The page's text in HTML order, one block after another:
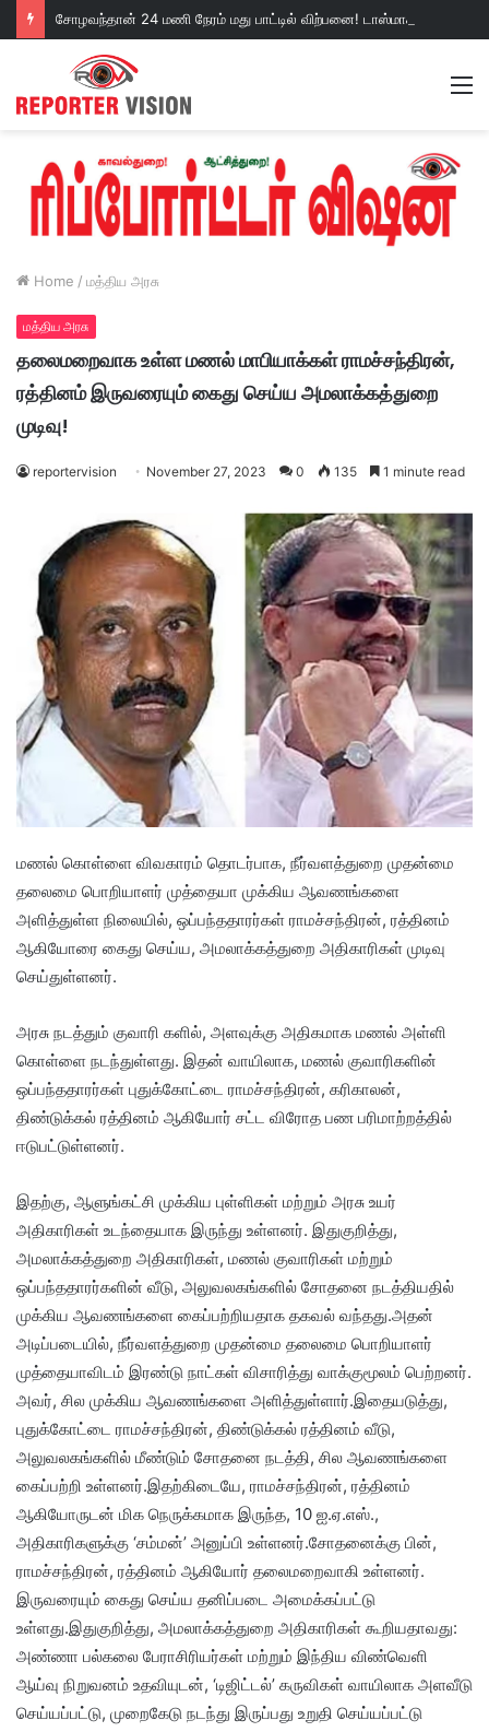
Home / மத்திய அரசு
மத்திய அரசு
தலைமறைவாக உள்ள மணல் மாபியாக்கள் ராமச்சந்திரன்,
ரத்தினம் இருவரையும் கைது செய்ய அமலாக்கத்துறை
முடிவு!
reportervision November 27, 2023 0 135 1 minute read
மணல் கொள்ளை விவகாரம் தொடர்பாக, நீர்வளத்துறை முதன்மை
தலைமை பொறியாளர் முத்தையா முக்கிய ஆவணங்களை
அளித்துள்ள நிலையில், ஒப்பந்ததாரர்கள் ராமச்சந்திரன், ரத்தினம்
ஆகியோரை கைது செய்ய, அமலாக்கத்துறை அதிகாரிகள் முடிவு
செய்துள்ளனர்.
அரசு நடத்தும் குவாரி களில், அளவுக்கு அதிகமாக மணல் அள்ளி
கொள்ளை நடந்துள்ளது. இதன் வாயிலாக, மணல் குவாரிகளின்
ஒப்பந்ததாரர்கள் புதுக்கோட்டை ராமச்சந்திரன், கரிகாலன்,
திண்டுக்கல் ரத்தினம் ஆகியோர் சட்ட விரோத பண பரிமாற்றத்தில்
ஈடுபட்டுள்ளனர்.
இதற்கு, ஆளுங்கட்சி முக்கிய புள்ளிகள் மற்றும் அரசு உயர்
அதிகாரிகள் உடந்தையாக இருந்து உள்ளனர். இதுகுறித்து,
அமலாக்கத்துறை அதிகாரிகள், மணல் குவாரிகள் மற்றும்
ஒப்பந்ததாரர்களின் வீடு, அலுவலகங்களில் சோதனை நடத்தியதில்
முக்கிய ஆவணங்களை கைப்பற்றியதாக தகவல் வந்தது.அதன்
அடிப்படையில், நீர்வளத்துறை முதன்மை தலைமை பொறியாளர்
முத்தையாவிடம் இரண்டு நாட்கள் விசாரித்து வாக்குமூலம் பெற்றனர்.
அவர், சில முக்கிய ஆவணங்களை அளித்துள்ளார்.இதையடுத்து,
புதுக்கோட்டை ராமச்சந்திரன், திண்டுக்கல் ரத்தினம் வீடு,
அலுவலகங்களில் மீண்டும் சோதனை நடத்தி, சில ஆவணங்களை
கைப்பற்றி உள்ளனர்.இதற்கிடையே, ராமச்சந்திரன், ரத்தினம்
ஆகியோருடன் மிக நெருக்கமாக இருந்த, 10 ஐ.ஏ.எஸ்.,
அதிகாரிகளுக்கு ‘சம்மன்’ அனுப்பி உள்ளனர்.சோதனைக்கு பின்,
ராமச்சந்திரன், ரத்தினம் ஆகியோர் தலைமறைவாகி உள்ளனர்.
இருவரையும் கைது செய்ய தனிப்படை அமைக்கப்பட்டு
உள்ளது.இதுகுறித்து, அமலாக்கத்துறை அதிகாரிகள் கூறியதாவது:
அண்ணா பல்கலை பேராசிரியர்கள் மற்றும் இந்திய விண்வெளி
ஆய்வு நிறுவனம் உதவியுடன், ‘டிஜிட்டல்’ கருவிகள் வாயிலாக அளவீடு
செய்யப்பட்டு, முறைகேடு நடந்து இருப்பது உறுதி செய்யப்பட்டு